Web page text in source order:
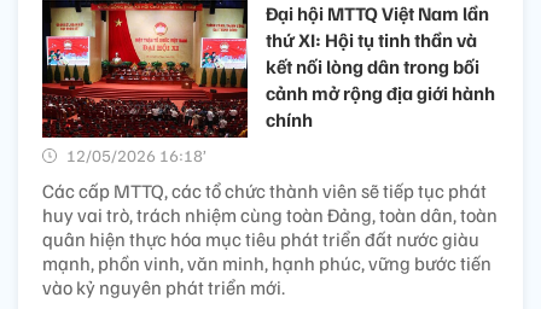
Đại hội MTTQ Việt Nam lần
thứ XI: Hội tụ tinh thần và
kết nối lòng dân trong bối
cảnh mở rộng địa giới hành
chính
12/05/2026 16:18’
Các cấp MTTQ, các tổ chức thành viên sẽ tiếp tục phát
huy vai trò, trách nhiệm cùng toàn Đảng, toàn dân, toàn
quân hiện thực hóa mục tiêu phát triển đất nước giàu
mạnh, phồn vinh, văn minh, hạnh phúc, vững bước tiến
vào kỷ nguyên phát triển mới.